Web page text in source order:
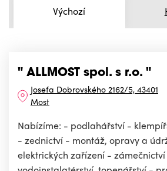
Výchozí
" ALLMOST spol. s r.o. "
Josefa Dobrovského 2162/5, 43401
Most
Nabízíme: - podlahářství -
- zednictví - montáž, opravy a
elektrických zařízení -